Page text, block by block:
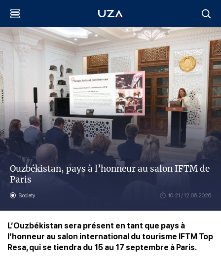
Ouzbékistan, pays à l’honneur au salon IFTM de
Paris
Society 10:21 / 12.06.2026
L’Ouzbékistan sera présent en tant que pays à
l’honneur au salon international du tourisme IFTM Top
Resa, qui se tiendra du 15 au 17 septembre à Paris.